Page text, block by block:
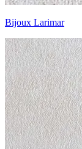
Bijoux Larimar